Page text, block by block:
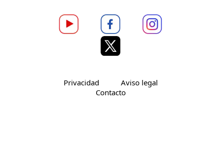
Privacidad
Aviso legal
Contacto